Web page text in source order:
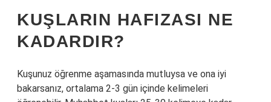
KUŞLARIN HAFIZASI NE
KADARDIR?
Kuşunuz öğrenme aşamasında mutluysa ve ona iyi
bakarsanız, ortalama 2-3 gün içinde kelimeleri